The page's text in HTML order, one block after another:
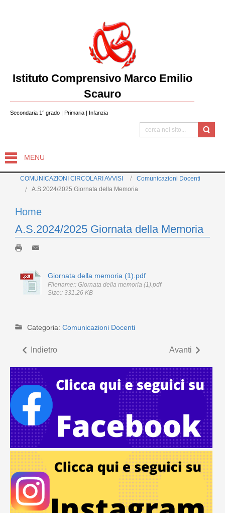
Istituto Comprensivo Marco Emilio
Scauro
Secondaria 1° grado | Primaria | Infanzia
MENU
COMUNICAZIONI CIRCOLARI AVVISI
Comunicazioni Docenti
A.S.2024/2025 Giornata della Memoria
Home
A.S.2024/2025 Giornata della Memoria
Giornata della memoria (1).pdf
Filename:: Giornata della memoria (1).pdf
Size:: 331.26 KB
Categoria: Comunicazioni Docenti
Indietro Avanti